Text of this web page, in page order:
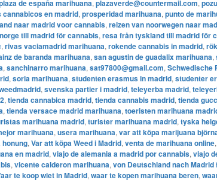
de españa marihuana, plazaverde@countermail.com,
cannabicos en madrid, prosperidad marihuana, punto de
naar madrid voor cannabis, reizen van noorwegen naar
till madrid för cannabis, resa från tyskland till madrid för
, rivas vaciamadrid marihuana, rokende cannabis in madrid,
de baranda marihuana, san agustin de guadalix marihuana,
, sanchinarro marihuana, sat97800@gmail.com, Schwedische
, soria marihuana, studenten erasmus in madrid, studenter
, svenska partier i madrid, teleyerba madrid,
, tienda cannabica madrid, tienda cannabis madrid, tienda
, tienda versace madrid marihuana, toeristen marihuana
marihuana madrid, turister marihuana madrid, tyska
marihuana, usera marihuana, var att köpa marijuana
, Var att köpa Weed i Madrid, venta de marihuana online,
en madrid, viajo de alemania a madrid por cannabis, viajo
, vicente calderon marihuana, von Deutschland nach Madrid
te koop wiet in Madrid, waar te kopen marihuana beren,